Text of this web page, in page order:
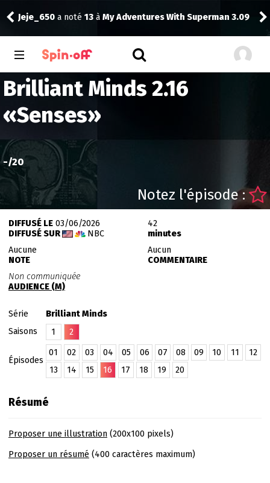
Jeje_650 a noté 13 à My Adventures With Superman 3.09
Brilliant Minds 2.16
«Senses»
-/20
Notez l'épisode :
DIFFUSÉ LE03/06/2026
DIFFUSÉ SUR
NBC
42
minutes
Aucune
NOTE
Aucun
COMMENTAIRE
Non communiquée
AUDIENCE (M)
Série
Brilliant Minds
Saisons
1 2
Épisodes
01 02 03 04 05 06 07 08 09 10 11
12
13
14 15 16 17 18 19 20
Résumé
Proposer une illustration(200x100 pixels)
Proposer un résumé (400 caractères maximum)